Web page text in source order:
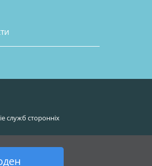
служб сторонніх